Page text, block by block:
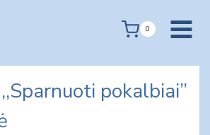
0
pokalbiai”